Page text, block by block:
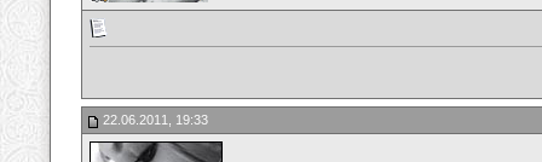
22.06.2011, 19:33